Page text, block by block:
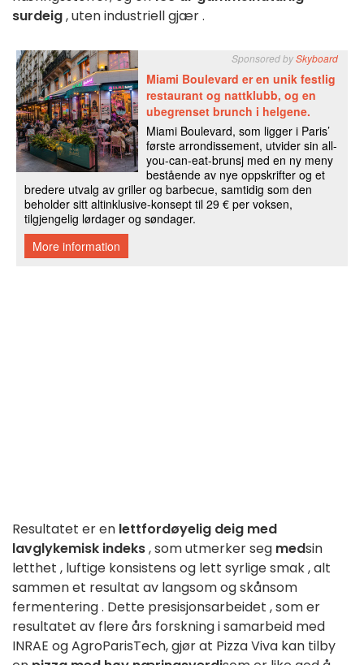
surdeig,utenindustriellgjær.
Resultatet eren lettfordøyelig deig med
lavglykemisk indeks,somutmerkerseg medsin
letthet , luftige konsistens og lett syrligesmak, alt
sammenet resultat av langsomogskånsom
fermentering. Dette presisjonsarbeidet , som er
resultatet av flereårs forskningi samarbeid med
INRAE og AgroParisTech, gjørat PizzaViva kan tilby